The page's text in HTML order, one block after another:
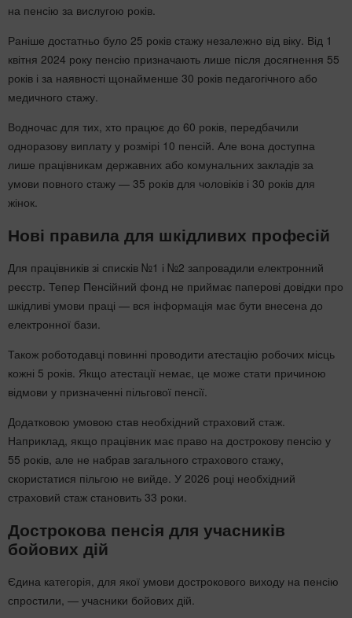
на пенсію за вислугою років.
Раніше достатньо було 25 років стажу незалежно від віку. Від 1
квітня 2024 року пенсію призначають лише після досягнення 55
років і за наявності щонайменше 30 років педагогічного або
медичного стажу.
Водночас для тих, хто працює до 60 років, передбачили
одноразову виплату у розмірі 10 пенсій. Але вона доступна
лише працівникам державних або комунальних закладів за
умови повного стажу — 35 років для чоловіків і 30 років для
жінок.
Нові правила для шкідливих професій
Для працівників зі списків №1 і №2 запровадили електронний
реєстр. Тепер Пенсійний фонд не приймає паперові довідки про
шкідливі умови праці — вся інформація має бути внесена до
електронної бази.
Також роботодавці повинні проводити атестацію робочих місць
кожні 5 років. Якщо атестації немає, це може стати причиною
відмови у призначенні пільгової пенсії.
Додатковою умовою став необхідний страховий стаж.
Наприклад, якщо працівник має право на дострокову пенсію у
55 років, але не набрав загального страхового стажу,
скористатися пільгою не вийде. У 2026 році необхідний
страховий стаж становить 33 роки.
Дострокова пенсія для учасників
бойових дій
Єдина категорія, для якої умови дострокового виходу на пенсію
спростили, — учасники бойових дій.